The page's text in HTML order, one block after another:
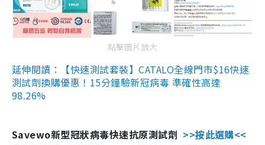
點擊圖片放大
延伸閱讀：【快速測試套裝】CATALO全線門市$16快速
測試劑換購優惠！15分鐘驗新冠病毒 準確性高達
98.26%
Savewo新型冠狀病毒快速抗原測試劑 >>按此選購<<